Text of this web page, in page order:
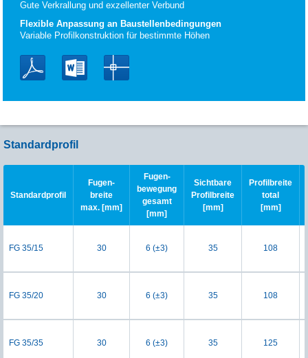
Gute Verkrallung und exzellenter Verbund
Flexible Anpassung an Baustellenbedingungen
Variable Profilkonstruktion für bestimmte Höhen
Standardprofil
Standardprofil
Fugen-
breite
max. [mm]
Fugen-
bewegung
gesamt
[mm]
Sichtbare
Profilbreite
[mm]
Profilbreite
total
[mm]
FG 35/15 30 6 (±3) 35 108
FG 35/20 30 6 (±3) 35 108
FG 35/35 30 6 (±3) 35 125